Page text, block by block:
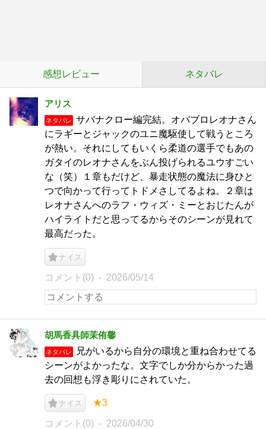
感想レビュー ネタバレ
アリス
ネタバレ
サバナクロー編完結。オバブロレオナさん
にラギーとジャックのユニ魔駆使して戦うところ
が熱い。それにしてもいくら柔道の選手でもあの
ガタイのレオナさんをぶん投げられるユウすごい
な（笑）１章もだけど、暴走状態の魔法に身ひと
つで向かって行ってトドメさしてるよね。２章は
レオナさんへのラフ・ウィズ・ミーとおじたんが
ハイライトだと思ってるからそのシーンが見れて
最高だった。
ナイス
コメント(0) 2026/05/14
胡馬香具師茉侑馨
ネタバレ
兄がいるから自分の環境と重ね合わせてる
シーンがよかったな。文字でしか分からかった過
去の回想も浮き彫りにされていた。
ナイス ★3
コメント(0) 2026/04/30